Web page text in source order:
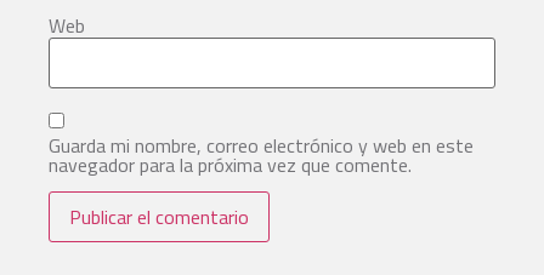
Web
Guarda mi nombre, correo electrónico y web en este
navegador para la próxima vez que comente.